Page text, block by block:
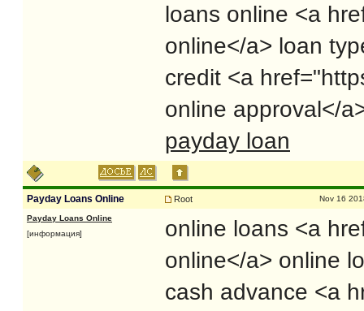
loans online <a
online</a> loan
credit <a
online approval</
payday loan
Payday Loans Online Root Nov 16
Payday Loans Online
[информация]
online loans <a
online</a> online
cash advance <a